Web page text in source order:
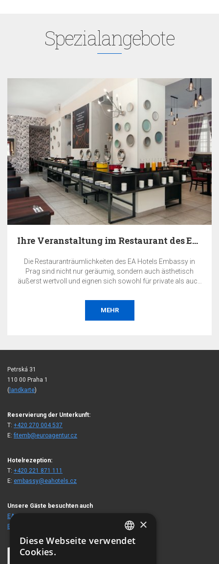
Spezialangebote
Ihre Veranstaltung im Restaurant des EA Hotels…
Die Restauranträumlichkeiten des EA Hotels Embassy in
Prag sind nicht nur geräumig, sondern auch ästhetisch
äußerst wertvoll und eignen sich sowohl für private als auch
MEHR
Petrská 31
110 00 Praha 1
( landkarte)
Reservierung der Unterkunft:
T: +420 270 004 537
E:fitemb@euroagentur.cz
Hotelrezeption:
T: +420 221 871 111
E: embassy@eahotels.cz
Unsere Gäste besuchten auch
EA Hotel Royal Esprit
EA Hotel Julis
CZECH
×
Diese Webseite verwendet
Cookies.